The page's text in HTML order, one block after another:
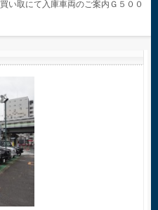
買い取にて入庫車両のご案内Ｇ５００